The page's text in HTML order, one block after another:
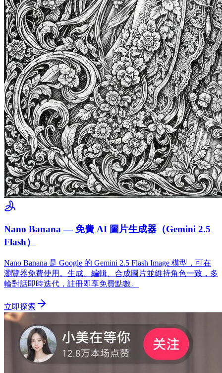
Nano Banana — 免費 AI 圖片生成器（Gemini 2.5
Flash）
Nano Banana 是 Google 的 Gemini 2.5 Flash Image 模型，可在
瀏覽器免費使用。生成、編輯、合成圖片並維持角色一致，多
輪對話即時迭代，註冊即享免費點數。
立即探索